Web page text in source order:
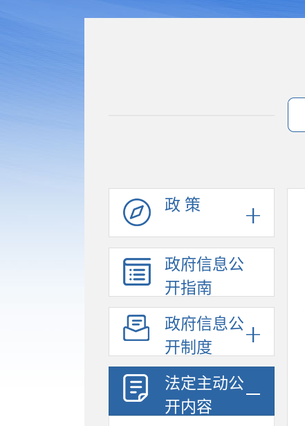
政 策
政府信息公
开指南
政府信息公
开制度
法定主动公
开内容